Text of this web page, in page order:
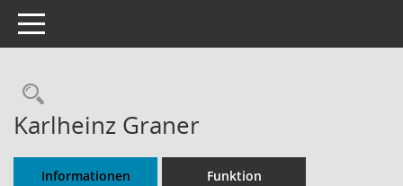
Toggle navigation
Rechercheauswahl
Karlheinz Graner
Informationen Funktion